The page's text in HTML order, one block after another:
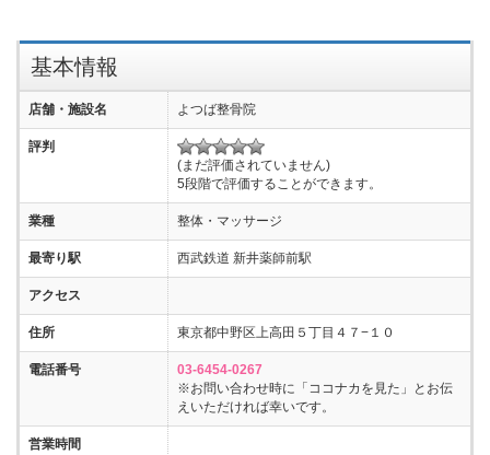
基本情報
店舗・施設名 よつば整骨院
評判
(まだ評価されていません)
5段階で評価することができます。
業種 整体・マッサージ
最寄り駅 西武鉄道 新井薬師前駅
アクセス
住所 東京都中野区上高田５丁目４７−１０
電話番号
03-6454-0267
※お問い合わせ時に「ココナカを見た」とお伝
えいただければ幸いです。
営業時間